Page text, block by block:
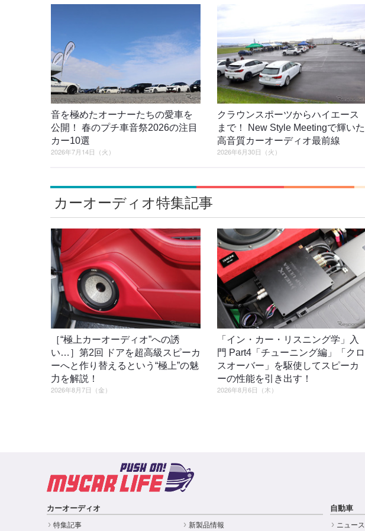
音を極めたオーナーたちの愛車を
公開！ 春のプチ車音祭2026の注目
カー10選
2026年7月14日（火）
クラウンスポーツからハイエース
まで！ New Style Meetingで輝いた
高音質カーオーディオ最前線
2026年6月30日（火）
カーオーディオ特集記事
［“極上カーオーディオ”への誘
い…］第2回 ドアを超高級スピーカ
ーへと作り替えるという“極上”の魅
力を解説！
2026年8月7日（金）
「イン・カー・リスニング学」入
門 Part4「チューニング編」「クロ
スオーバー」を駆使してスピーカ
ーの性能を引き出す！
2026年8月6日（木）
カーオーディオ
特集記事
新製品情報
自動車
ニュース